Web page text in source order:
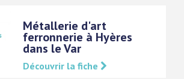
Métallerie d'art
ferronnerie à Hyères
dans le Var
Découvrir la fiche